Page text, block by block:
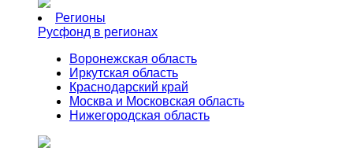
Регионы
Русфонд в регионах
Воронежская область
Иркутская область
Краснодарский край
Москва и Московская область
Нижегородская область